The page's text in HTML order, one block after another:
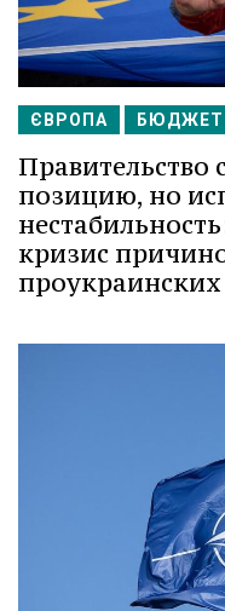
ЄВРОПА БЮДЖЕТ
Правительство
позицию, но
кризис
проукраинских